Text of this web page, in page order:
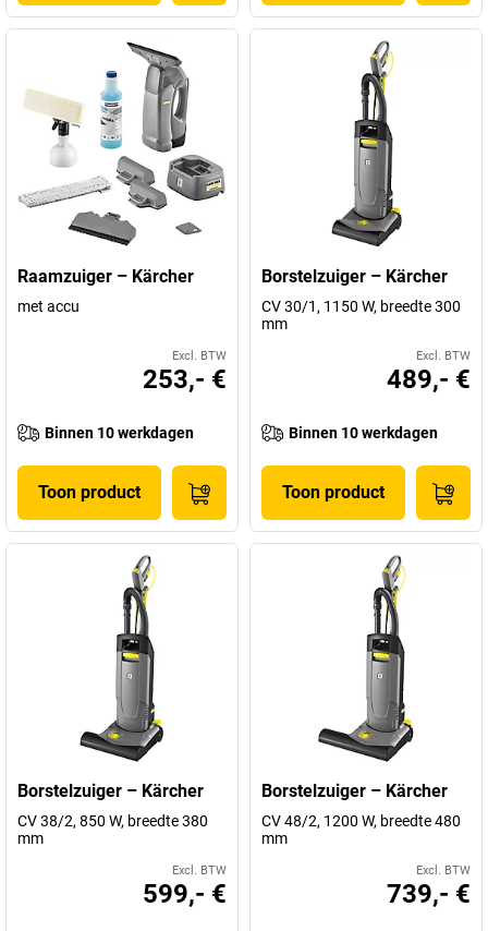
Raamzuiger – Kärcher
met accu
Excl. BTW
253,- €
Binnen 10 werkdagen
Toon product
Borstelzuiger – Kärcher
CV 30/1, 1150 W, breedte 300
mm
Excl. BTW
489,- €
Binnen 10 werkdagen
Toon product
Borstelzuiger – Kärcher
CV 38/2, 850 W, breedte 380
mm
Excl. BTW
599,- €
Borstelzuiger – Kärcher
CV 48/2, 1200 W, breedte 480
mm
Excl. BTW
739,- €